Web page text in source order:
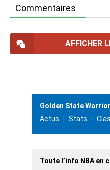
Commentaires
AFFICHER
Golden State
Actus
Stats
Toute l’info NBA en